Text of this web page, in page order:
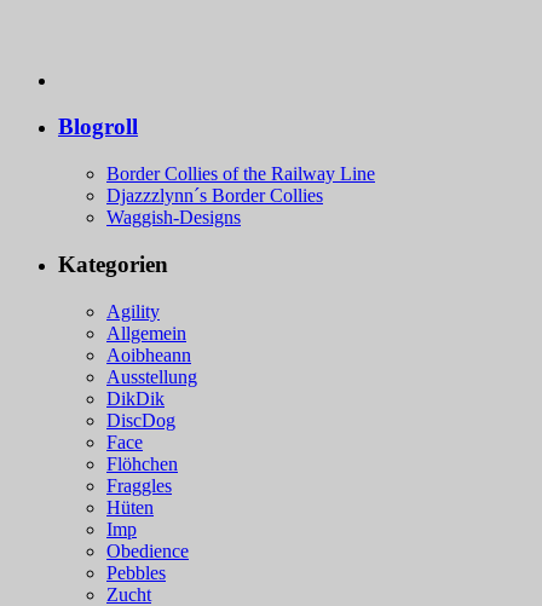
Blogroll
Border Collies of the Railway Line
Djazzzlynn´s Border Collies
Waggish-Designs
Kategorien
Agility
Allgemein
Aoibheann
Ausstellung
DikDik
DiscDog
Face
Flöhchen
Fraggles
Hüten
Imp
Obedience
Pebbles
Zucht